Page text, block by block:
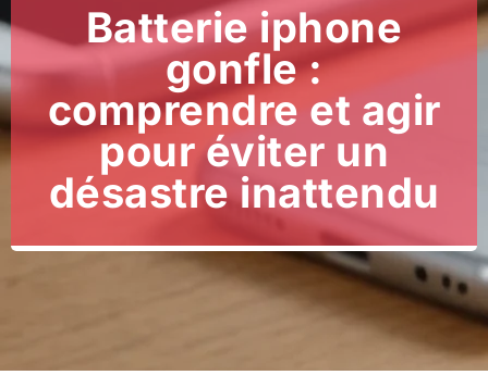
Batterie iphone
gonfle :
comprendre et agir
pour éviter un
désastre inattendu